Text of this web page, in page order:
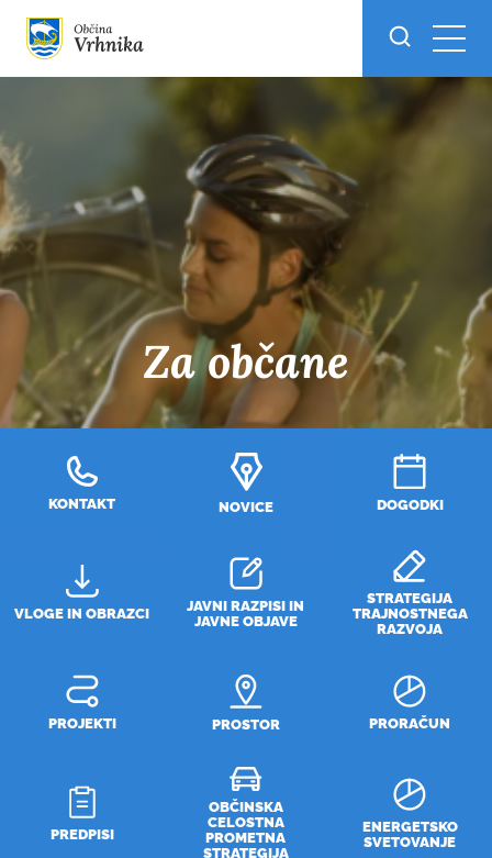
Skoči do osrednje vsebine
Za občane
KONTAKT NOVICE DOGODKI
VLOGE IN OBRAZCI
JAVNI RAZPISI IN
JAVNE OBJAVE
STRATEGIJA
TRAJNOSTNEGA
RAZVOJA
PROJEKTI PROSTOR PRORAČUN
PREDPISI
OBČINSKA
CELOSTNA
PROMETNA
STRATEGIJA
ENERGETSKO
SVETOVANJE